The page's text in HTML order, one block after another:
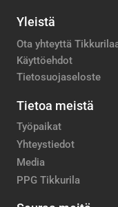
Yleistä
Ota yhteyttä
Käyttöehdot
Tietosuojaseloste
Tietoa meistä
Työpaikat
Yhteystiedot
Media
PPG Tikkurila